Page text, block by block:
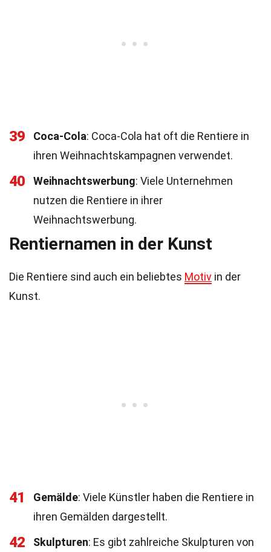
39 Coca-Cola: Coca-Cola hat oft die Rentiere in
ihren Weihnachtskampagnen verwendet.
40 Weihnachtswerbung: Viele Unternehmen
nutzen die Rentiere in ihrer
Weihnachtswerbung.
Rentiernamen in der Kunst
Die Rentiere sind auch ein beliebtes Motiv in der
Kunst.
41 Gemälde: Viele Künstler haben die Rentiere in
ihren Gemälden dargestellt.
42 Skulpturen: Es gibt zahlreiche Skulpturen von